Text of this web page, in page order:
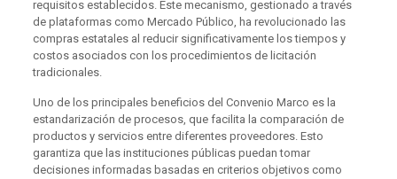
requisitos establecidos. Este mecanismo, gestionado a través
de plataformas como Mercado Público, ha revolucionado las
compras estatales al reducir significativamente los tiempos y
costos asociados con los procedimientos de licitación
tradicionales.
Uno de los principales beneficios del Convenio Marco es la
estandarización de procesos, que facilita la comparación de
productos y servicios entre diferentes proveedores. Esto
garantiza que las instituciones públicas puedan tomar
decisiones informadas basadas en criterios objetivos como